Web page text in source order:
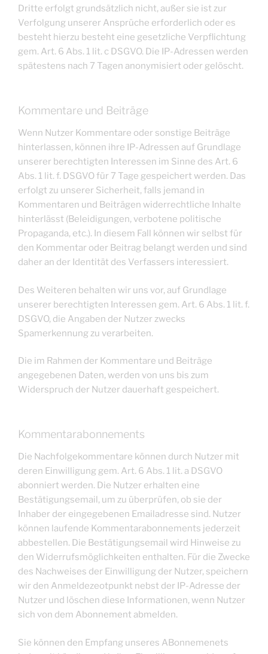
Dritte erfolgt grundsätzlich nicht, außer sie ist zur
Verfolgung unserer Ansprüche erforderlich oder es
besteht hierzu besteht eine gesetzliche Verpflichtung
gem. Art. 6 Abs. 1 lit. c DSGVO. Die IP-Adressen werden
spätestens nach 7 Tagen anonymisiert oder gelöscht.
Kommentare und Beiträge
Wenn Nutzer Kommentare oder sonstige Beiträge
hinterlassen, können ihre IP-Adressen auf Grundlage
unserer berechtigten Interessen im Sinne des Art. 6
Abs. 1 lit. f. DSGVO für 7 Tage gespeichert werden. Das
erfolgt zu unserer Sicherheit, falls jemand in
Kommentaren und Beiträgen widerrechtliche Inhalte
hinterlässt (Beleidigungen, verbotene politische
Propaganda, etc.). In diesem Fall können wir selbst für
den Kommentar oder Beitrag belangt werden und sind
daher an der Identität des Verfassers interessiert.
Des Weiteren behalten wir uns vor, auf Grundlage
unserer berechtigten Interessen gem. Art. 6 Abs. 1 lit. f.
DSGVO, die Angaben der Nutzer zwecks
Spamerkennung zu verarbeiten.
Die im Rahmen der Kommentare und Beiträge
angegebenen Daten, werden von uns bis zum
Widerspruch der Nutzer dauerhaft gespeichert.
Kommentarabonnements
Die Nachfolgekommentare können durch Nutzer mit
deren Einwilligung gem. Art. 6 Abs. 1 lit. a DSGVO
abonniert werden. Die Nutzer erhalten eine
Bestätigungsemail, um zu überprüfen, ob sie der
Inhaber der eingegebenen Emailadresse sind. Nutzer
können laufende Kommentarabonnements jederzeit
abbestellen. Die Bestätigungsemail wird Hinweise zu
den Widerrufsmöglichkeiten enthalten. Für die Zwecke
des Nachweises der Einwilligung der Nutzer, speichern
wir den Anmeldezeotpunkt nebst der IP-Adresse der
Nutzer und löschen diese Informationen, wenn Nutzer
sich von dem Abonnement abmelden.
Sie können den Empfang unseres ABonnemenets